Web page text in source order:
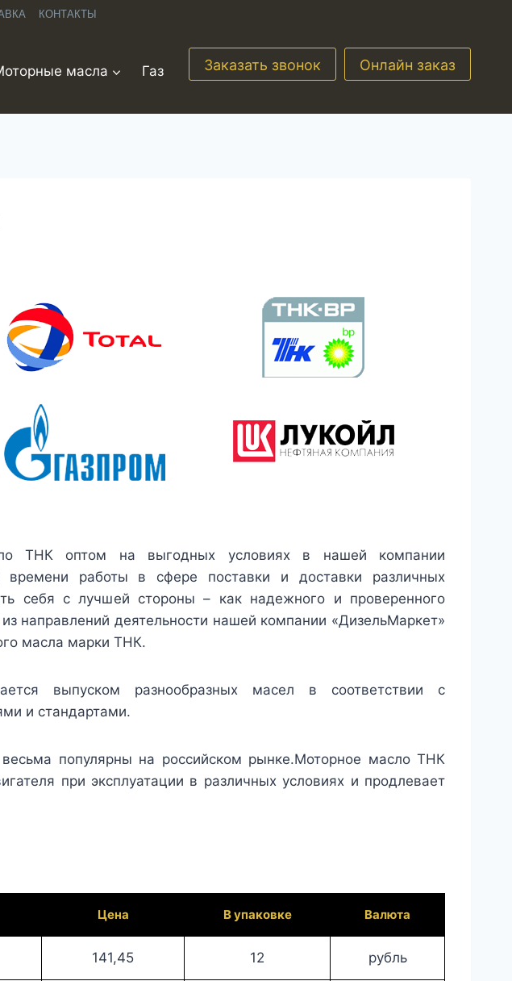
КОНТАКТЫ
масла Газ Заказать звонок Онлайн заказ
ТНК оптом на выгодных условиях в нашей компании
работы в сфере поставки и доставки различных
себя с лучшей стороны – как надежного и проверенного
направлений деятельности нашей компании «ДизельМаркет»
масла марки ТНК.
выпуском разнообразных масел в соответствии с
и стандартами.
популярны на российском рынке.Моторное масло ТНК
при эксплуатации в различных условиях и продлевает
Цена В упаковке Валюта
141,45 12 рубль